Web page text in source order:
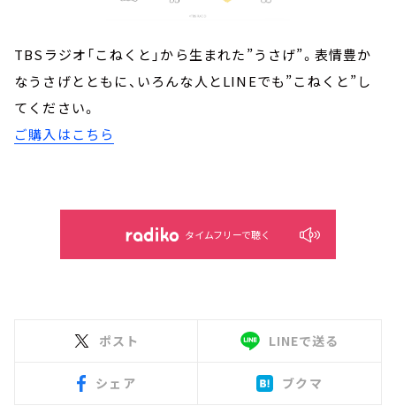
TBSラジオ「こねくと」から生まれた”うさげ”。表情豊か
なうさげとともに、いろんな人とLINEでも”こねくと”し
てください。
ご購入はこちら
タイムフリーで聴く
ポスト LINEで送る
シェア ブクマ